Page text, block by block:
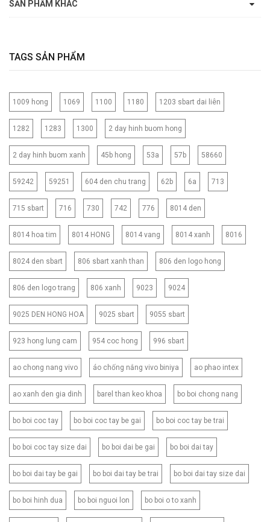
SẢN PHẨM KHÁC
TAGS SẢN PHẨM
1009 hong 1069 1100 1180 1203 sbart dai liên
1282 1283 1300 2 day hinh buom hong
2 day hinh buom xanh 45b hong 53a 57b 58660
59242 59251 604 den chu trang 62b 6a 713
715 sbart 716 730 742 776 8014 den
8014 hoa tim 8014 HONG 8014 vang 8014 xanh 8016
8024 den sbart 806 sbart xanh than 806 den logo hong
806 den logo trang 806 xanh 9023 9024
9025 DEN HONG HOA 9025 sbart 9055 sbart
923 hong lung cam 954 coc hong 996 sbart
ao chong nang vivo áo chống nắng vivo biniya ao phao intex
ao xanh den gia dinh barel than keo khoa bo boi chong nang
bo boi coc tay bo boi coc tay be gai bo boi coc tay be trai
bo boi coc tay size dai bo boi dai be gai bo boi dai tay
bo boi dai tay be gai bo boi dai tay be trai bo boi dai tay size dai
bo boi hinh dua bo boi nguoi lon bo boi o to xanh